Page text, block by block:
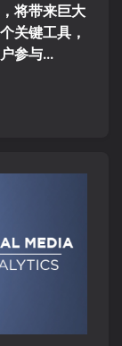
将带来巨大
关键工具，
参与...